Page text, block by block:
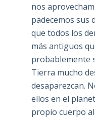
nos
padecemos sus
que todos los
más antiguos
probablemente
Tierra mucho
desaparezcan.
ellos en el
propio cuerpo